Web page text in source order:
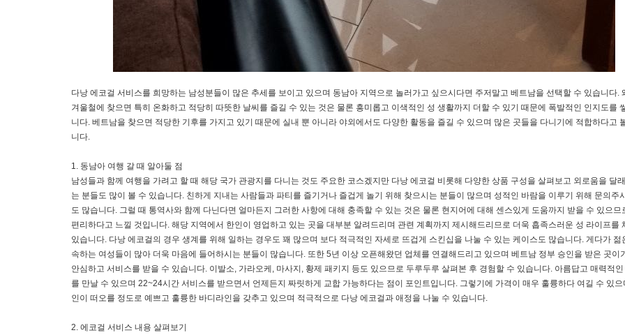
다낭 에코걸 서비스를 희망하는 남성분들이 많은 추세를 보이고 있으며 동남아 지역으로 놀러가고 싶으시다면 주저말고 베트남을 선택할 수 있습니다.
겨울철에 찾으면 특히 온화하고 적당히 따뜻한 날씨를 즐길 수 있는 것은 물론 흥미롭고 이색적인 성 생활까지 더할 수 있기 때문에 폭발적인 인지도를
니다. 베트남을 찾으면 적당한 기후를 가지고 있기 때문에 실내 뿐 아니라 야외에서도 다양한 활동을 즐길 수 있으며 많은 곳들을 다니기에 적합하다고
니다.
1. 동남아 여행 갈 때 알아둘 점
남성들과 함께 여행을 가려고 할 때 해당 국가 관광지를 다니는 것도 주요한 코스겠지만 다낭 에코걸 비롯해 다양한 상품 구성을 살펴보고 외로움을 달
는 분들도 많이 볼 수 있습니다. 친하게 지내는 사람들과 파티를 즐기거나 즐겁게 놀기 위해 찾으시는 분들이 많으며 성적인 바람을 이루기 위해 문의주
도 많습니다. 그럴 때 통역사와 함께 다닌다면 얼마든지 그러한 사항에 대해 충족할 수 있는 것은 물론 현지어에 대해 센스있게 도움까지 받을 수 있으므
편리하다고 느낄 것입니다. 해당 지역에서 한인이 영업하고 있는 곳을 대부분 알려드리며 관련 계획까지 제시해드리므로 더욱 흡족스러운 성 라이프를
있습니다. 다낭 에코걸의 경우 생계를 위해 일하는 경우도 꽤 많으며 보다 적극적인 자세로 뜨겁게 스킨십을 나눌 수 있는 케이스도 많습니다. 게다가 젊
속하는 여성들이 많아 더욱 마음에 들어하시는 분들이 많습니다. 또한 5년 이상 오픈해왔던 업체를 연결해드리고 있으며 베트남 정부 승인을 받은 곳이
안심하고 서비스를 받을 수 있습니다. 이발소, 가라오케, 마사지, 황제 패키지 등도 있으므로 두루두루 살펴본 후 경험할 수 있습니다. 아름답고 매력적인
를 만날 수 있으며 22~24시간 서비스를 받으면서 언제든지 짜릿하게 교합 가능하다는 점이 포인트입니다. 그렇기에 가격이 매우 훌륭하다 여길 수 있으
인이 떠오를 정도로 예쁘고 훌륭한 바디라인을 갖추고 있으며 적극적으로 다낭 에코걸과 애정을 나눌 수 있습니다.
2. 에코걸 서비스 내용 살펴보기